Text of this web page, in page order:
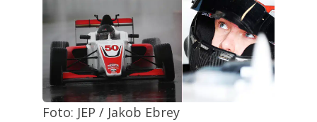
Foto: JEP / Jakob Ebrey